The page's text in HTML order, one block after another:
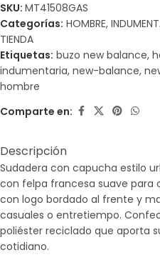
SKU: MT41508GAS
Categorías: HOMBRE,
TIENDA
Etiquetas: buzo new balance,
indumentaria, new-balance,
hombre
Comparte en:
Descripción
Sudadera con capucha estilo
con felpa francesa suave para
con logo bordado al frente y
casuales o entretiempo.
poliéster reciclado que aporta
cotidiano.